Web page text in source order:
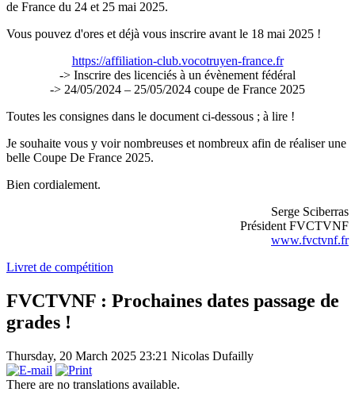
de France du 24 et 25 mai 2025.
Vous pouvez d'ores et déjà vous inscrire avant le 18 mai 2025 !
https://affiliation-club.vocotruyen-france.fr
-> Inscrire des licenciés à un évènement fédéral
-> 24/05/2024 – 25/05/2024 coupe de France 2025
Toutes les consignes dans le document ci-dessous ; à lire !
Je souhaite vous y voir nombreuses et nombreux afin de réaliser une
belle Coupe De France 2025.
Bien cordialement.
Serge Sciberras
Président FVCTVNF
www.fvctvnf.fr
Livret de compétition
FVCTVNF : Prochaines dates passage de
grades !
Thursday, 20 March 2025 23:21 Nicolas Dufailly
There are no translations available.